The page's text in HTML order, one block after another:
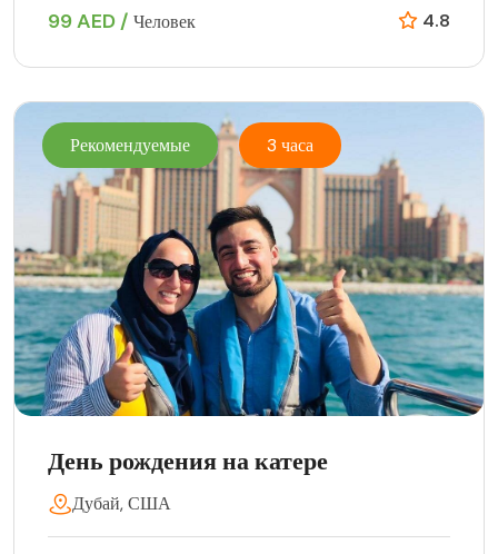
99 AED / Человек 4.8
Рекомендуемые 3 часа
День рождения на катере
Дубай, США